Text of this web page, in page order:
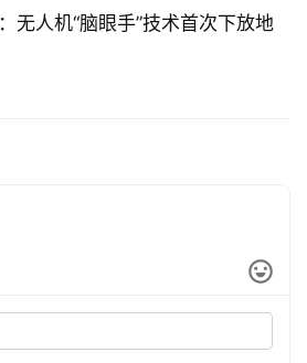
无人机“脑眼手”技术首次下放地